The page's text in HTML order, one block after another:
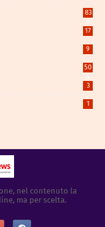
83
9
17
9
50
5
3
1
nel contenuto la
ma per scelta.